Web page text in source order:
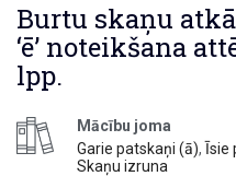
Burtu skaņu
‘ē’ noteikšana
lpp.
Mācību joma
Garie patskaņi (ā), Īsie
Skaņu izruna